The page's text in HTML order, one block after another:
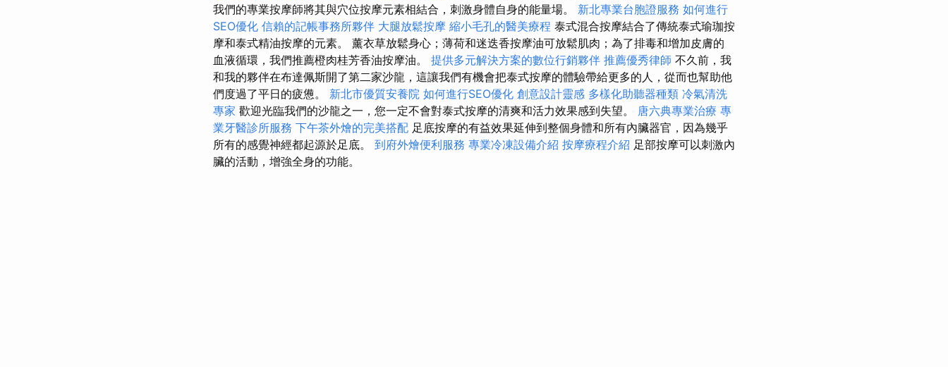
我們的專業按摩師將其與穴位按摩元素相結合，刺激身體自身的能量場。 新北專業台胞證服務 如何進行
SEO優化 信賴的記帳事務所夥伴 大腿放鬆按摩 縮小毛孔的醫美療程 泰式混合按摩結合了傳統泰式瑜珈按
摩和泰式精油按摩的元素。 薰衣草放鬆身心；薄荷和迷迭香按摩油可放鬆肌肉；為了排毒和增加皮膚的
血液循環，我們推薦橙肉桂芳香油按摩油。 提供多元解決方案的數位行銷夥伴 推薦優秀律師 不久前，我
和我的夥伴在布達佩斯開了第二家沙龍，這讓我們有機會把泰式按摩的體驗帶給更多的人，從而也幫助他
們度過了平日的疲憊。 新北市優質安養院 如何進行SEO優化 創意設計靈感 多樣化助聽器種類 冷氣清洗
專家 歡迎光臨我們的沙龍之一，您一定不會對泰式按摩的清爽和活力效果感到失望。 唐六典專業治療 專
業牙醫診所服務 下午茶外燴的完美搭配 足底按摩的有益效果延伸到整個身體和所有內臟器官，因為幾乎
所有的感覺神經都起源於足底。 到府外燴便利服務 專業冷凍設備介紹 按摩療程介紹 足部按摩可以刺激內
臟的活動，增強全身的功能。